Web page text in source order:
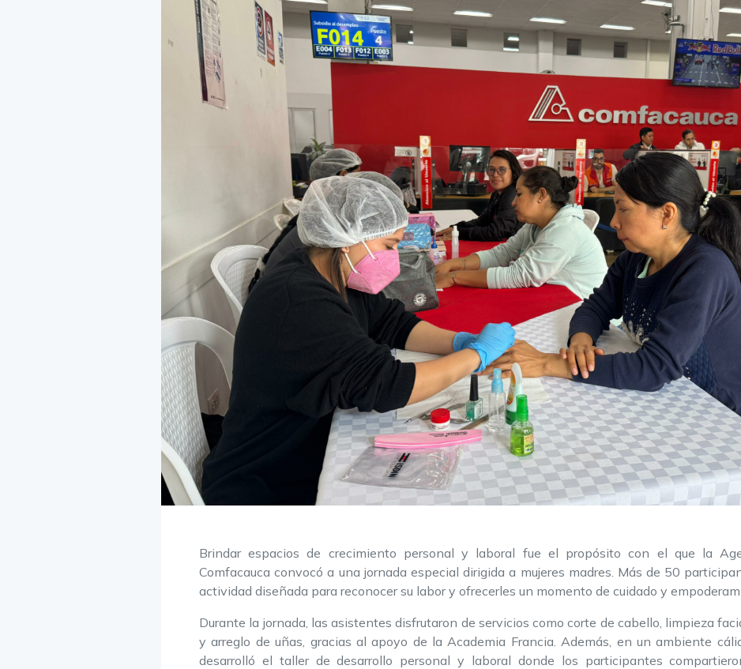
Brindar espacios de crecimiento personal y laboral fue el propósito con el que la
Comfacauca convocó a una jornada especial dirigida a mujeres madres. Más de 50
actividad diseñada para reconocer su labor y ofrecerles un momento de cuidado y
Durante la jornada, las asistentes disfrutaron de servicios como corte de cabello, limpieza
y arreglo de uñas, gracias al apoyo de la Academia Francia. Además, en un ambiente
desarrolló el taller de desarrollo personal y laboral donde los participantes